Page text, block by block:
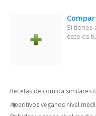
Si tienes
éste es
Recetas de comida similares
Aperitivos veganos nivel